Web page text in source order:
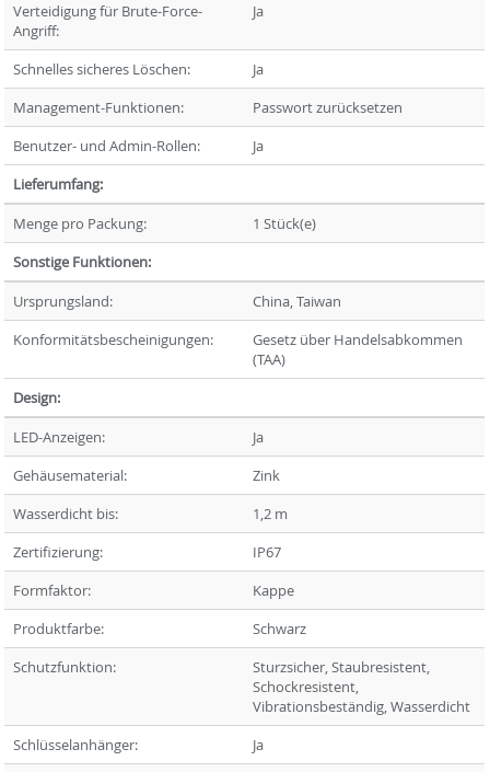
Verteidigung für Brute-Force-
Angriff:
Ja
Schnelles sicheres Löschen:
Ja
Management-Funktionen:
Passwort zurücksetzen
Benutzer- und Admin-Rollen:
Ja
Lieferumfang:
Menge pro Packung:
1 Stück(e)
Sonstige Funktionen:
Ursprungsland:
China, Taiwan
Konformitätsbescheinigungen:
Gesetz über Handelsabkommen
(TAA)
Design:
LED-Anzeigen:
Ja
Gehäusematerial:
Zink
Wasserdicht bis:
1,2 m
Zertifizierung:
IP67
Formfaktor:
Kappe
Produktfarbe:
Schwarz
Schutzfunktion:
Sturzsicher, Staubresistent,
Schockresistent,
Vibrationsbeständig, Wasserdicht
Schlüsselanhänger:
Ja